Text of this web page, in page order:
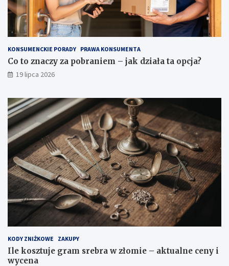
KONSUMENCKIE PORADY PRAWA KONSUMENTA
Co to znaczy za pobraniem – jak działa ta opcja?
19 lipca 2026
KODY ZNIŻKOWE ZAKUPY
Ile kosztuje gram srebra w złomie – aktualne ceny i
wycena